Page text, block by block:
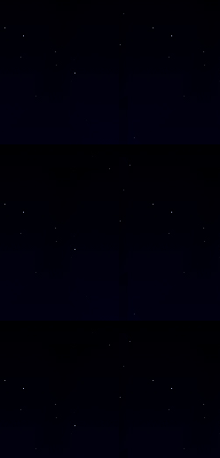
Diese
Wochentag
SAMSTAG
SAMSTAG
Alle